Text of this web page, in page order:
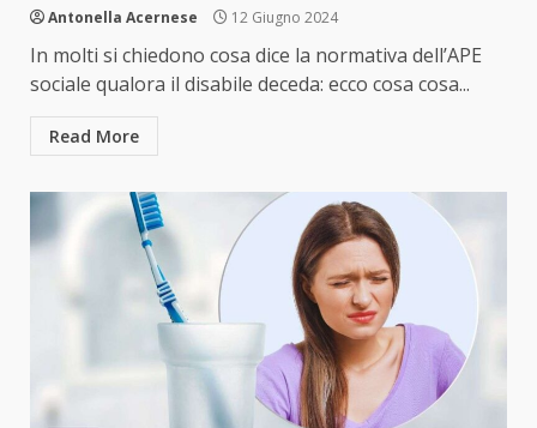
Antonella Acernese 12 Giugno 2024
In molti si chiedono cosa dice la normativa dell’APE
sociale qualora il disabile deceda: ecco cosa cosa...
Read More